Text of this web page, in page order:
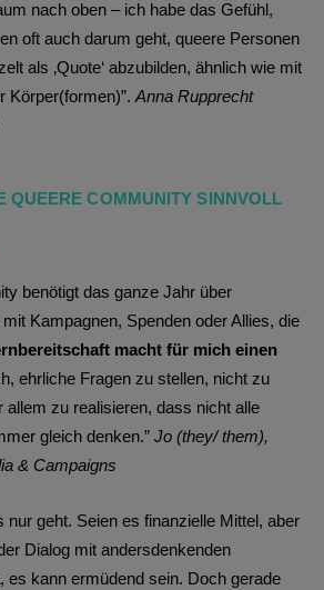
nach oben – ich habe das Gefühl,
oft auch darum geht, queere Personen
als ‚Quote‘ abzubilden, ähnlich wie mit
Körper(formen)”. Anna Rupprecht
QUEERE COMMUNITY SINNVOLL
benötigt das ganze Jahr über
Kampagnen, Spenden oder Allies, die
macht für mich einen
ehrliche Fragen zu stellen, nicht zu
allem zu realisieren, dass nicht alle
gleich denken.” Jo (they/ them),
& Campaigns
nur geht. Seien es finanzielle Mittel, aber
Dialog mit andersdenkenden
es kann ermüdend sein. Doch gerade